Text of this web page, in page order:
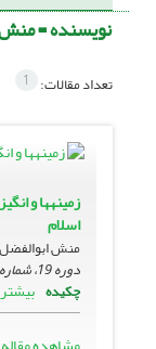
نویسنده =منش‏
تعداد مقالات: 1
زمینه‏ها و
اسلام
منش‏
دوره 19، شماره 221 ، مرداد 1389
چکیده بیشتر